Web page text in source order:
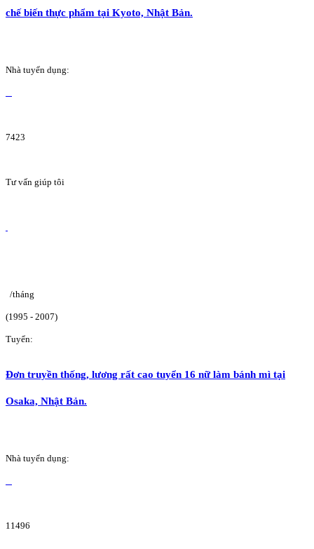
chế biến thực phẩm tại Kyoto, Nhật Bản.
Nhà tuyển dụng:
7423
Tư vấn giúp tôi
/tháng
(1995 - 2007)
Tuyển:
Đơn truyền thống, lương rất cao tuyển 16 nữ làm bánh mì tại
Osaka, Nhật Bản.
Nhà tuyển dụng:
11496